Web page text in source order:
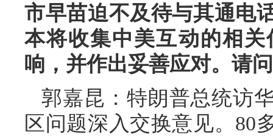
市早苗迫不及待与其通电
本将收集中美互动的相
响，并作出妥善应对。请
郭嘉昆：特朗普总统访
区问题深入交换意见。80